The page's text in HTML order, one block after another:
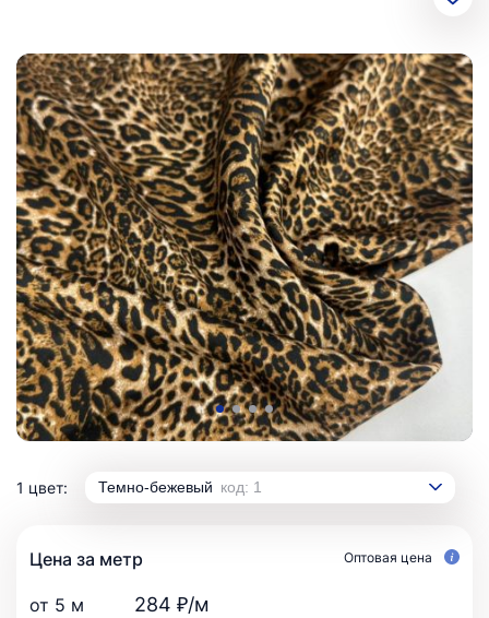
1 цвет: Темно-бежевый код: 1
Цена за метр Оптовая цена
от 5 м 284 ₽/м